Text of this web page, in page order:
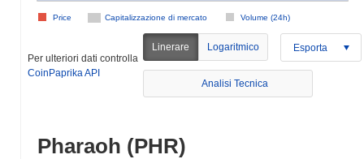
Capitalizzazione di mercato Volume (24h)
Price
Per ulteriori dati controlla
CoinPaprika API
Linerare Logaritmico Esporta
Analisi Tecnica
Pharaoh (PHR)